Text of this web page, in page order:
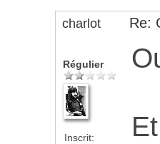
charlot Re:
Régulier
Inscrit: